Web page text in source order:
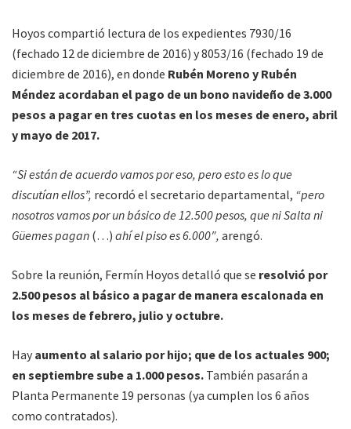
Hoyos compartió lectura de los expedientes 7930/16
(fechado 12 de diciembre de 2016) y 8053/16 (fechado 19 de
diciembre de 2016), en donde Rubén Moreno y Rubén
Méndez acordaban el pago de un bono navideño de 3.000
pesos a pagar en tres cuotas en los meses de enero, abril
y mayo de 2017.
“Si están de acuerdo vamos por eso, pero esto es lo que
discutían ellos”, recordó el secretario departamental, “pero
nosotros vamos por un básico de 12.500 pesos, que ni Salta ni
Güemes pagan (…) ahí el piso es 6.000″, arengó.
Sobre la reunión, Fermín Hoyos detalló que se resolvió por
2.500 pesos al básico a pagar de manera escalonada en
los meses de febrero, julio y octubre.
Hay aumento al salario por hijo; que de los actuales 900;
en septiembre sube a 1.000 pesos. También pasarán a
Planta Permanente 19 personas (ya cumplen los 6 años
como contratados).